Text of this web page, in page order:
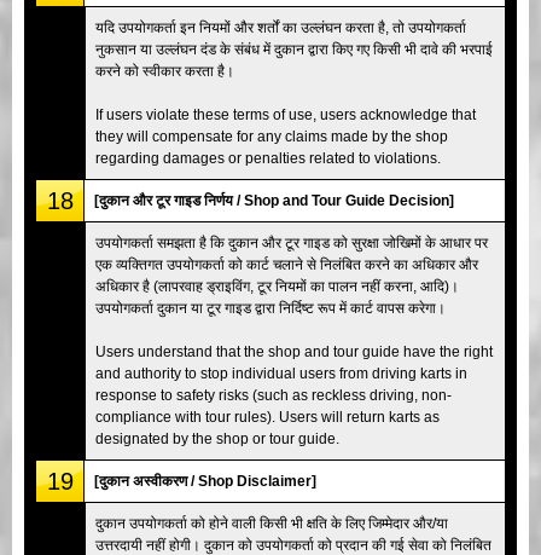
यदि उपयोगकर्ता इन नियमों और शर्तों का उल्लंघन करता है, तो उपयोगकर्ता
नुकसान या उल्लंघन दंड के संबंध में दुकान द्वारा किए गए किसी भी दावे की भरपाई
करने को स्वीकार करता है।
If users violate these terms of use, users acknowledge that
they will compensate for any claims made by the shop
regarding damages or penalties related to violations.
18 [दुकान और टूर गाइड निर्णय / Shop and Tour Guide Decision]
उपयोगकर्ता समझता है कि दुकान और टूर गाइड को सुरक्षा जोखिमों के आधार पर
एक व्यक्तिगत उपयोगकर्ता को कार्ट चलाने से निलंबित करने का अधिकार और
अधिकार है (लापरवाह ड्राइविंग, टूर नियमों का पालन नहीं करना, आदि)।
उपयोगकर्ता दुकान या टूर गाइड द्वारा निर्दिष्ट रूप में कार्ट वापस करेगा।
Users understand that the shop and tour guide have the right
and authority to stop individual users from driving karts in
response to safety risks (such as reckless driving, non-
compliance with tour rules). Users will return karts as
designated by the shop or tour guide.
19 [दुकान अस्वीकरण / Shop Disclaimer]
दुकान उपयोगकर्ता को होने वाली किसी भी क्षति के लिए जिम्मेदार और/या
उत्तरदायी नहीं होगी। दुकान को उपयोगकर्ता को प्रदान की गई सेवा को निलंबित